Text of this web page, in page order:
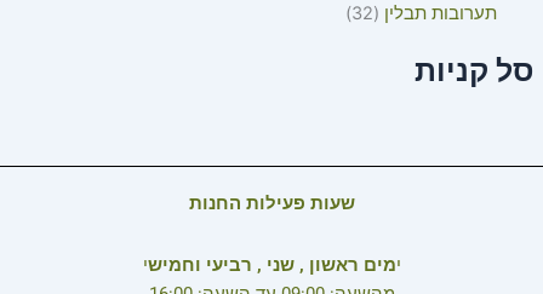
תערובות תבלין
32
סל קניות
שעות פעילות החנות
ימים ראשון , שני , רביעי וחמישי